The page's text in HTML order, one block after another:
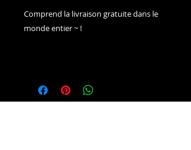
Comprend la livraison gratuite dans le
monde entier ~ !